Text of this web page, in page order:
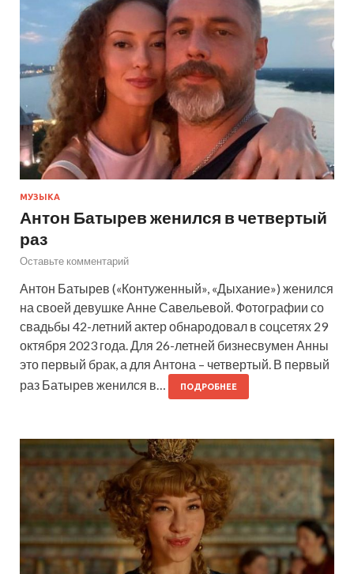
МУЗЫКА
Антон Батырев женился в четвертый
раз
Оставьте комментарий
Антон Батырев («Контуженный», «Дыхание») женился
на своей девушке Анне Савельевой. Фотографии со
свадьбы 42-летний актер обнародовал в соцсетях 29
октября 2023 года. Для 26-летней бизнесвумен Анны
это первый брак, а для Антона – четвертый. В первый
раз Батырев женился в…
ПОДРОБНЕЕ